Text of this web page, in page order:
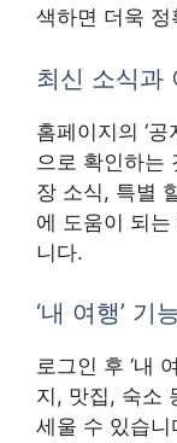
색하면 더욱
최신 소식과
홈페이지의 ‘공
으로 확인하는
장 소식, 특별
에 도움이 되
니다.
‘내 여행’ 기
로그인 후 ‘내
지, 맛집, 숙소
세울 수 있습